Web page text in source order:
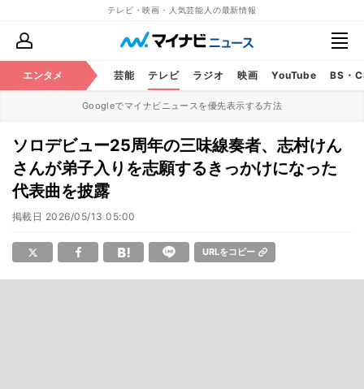
テレビ・映画・人気芸能人の最新情報
エンタメ 芸能 テレビ ラジオ 映画 YouTube BS・
Googleでマイナビニュースを優先表示する方法
ソロデビュー25周年の三味線奏者、志村けん
さんが弟子入りを志願するきっかけになった
代表曲を披露
掲載日 2026/05/13 05:00
URLをコピー